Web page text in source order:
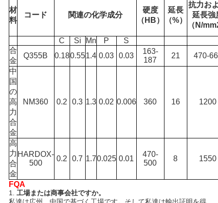
サ
イ
ト
マ
ッ
プ
プ
ラ
イ
材
料
コード 関連の化学成分
硬度
（HB）
延長
（%）
抗力お
延長強
（N/
C
Si Mn P
S
合
金
Q355B 0.180.551.4 0.03 0.03
163-
187
21
470-
中
国
の
高
力
合
金
NM360 0.2 0.3 1.3 0.02 0.006 360 16 1200
高
力
合
金
HARDOX-
500
0.2 0.7 1.70.025 0.01
470-
500
8 1550
FQA
1. 工場または商事会社ですか。